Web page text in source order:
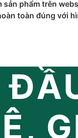
phẩm trên
toàn đúng với